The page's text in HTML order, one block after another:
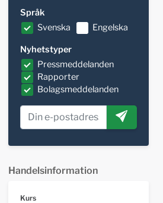
Språk
Svenska
Engelska
Nyhetstyper
Pressmeddelanden
Rapporter
Bolagsmeddelanden
Handelsinformation
Kurs